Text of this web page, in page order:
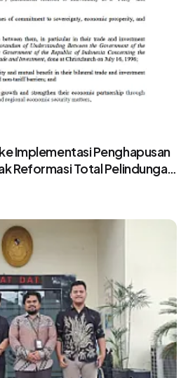
Implementasi Penghapusan
Reformasi Total Pelindungan